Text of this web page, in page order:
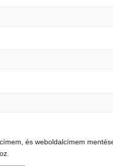
és weboldalcímem